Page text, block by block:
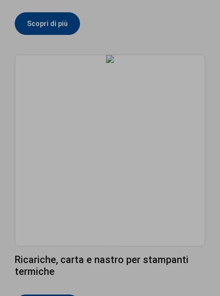
Scopri di più
Ricariche, carta e nastro per stampanti
termiche